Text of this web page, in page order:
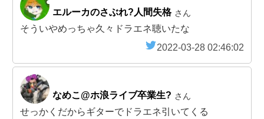
エルーカのさぶれ?人間失格 さん
そういやめっちゃ久々ドラエネ聴いたな
2022-03-28 02:46:02
なめこ@ホ浪ライブ卒業生? さん
せっかくだからギターでドラエネ引いてくる